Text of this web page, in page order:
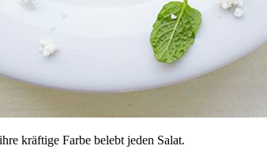
kräftige Farbe belebt jeden Salat.